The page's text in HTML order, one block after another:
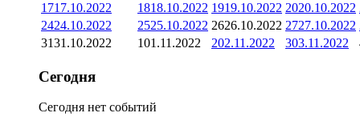
1717.10.2022 1818.10.2022 1919.10.2022 2020.10.2022
2424.10.2022 2525.10.2022 2626.10.2022 2727.10.2022
3131.10.2022 101.11.2022 202.11.2022 303.11.2022
Сегодня
Сегодня нет событий